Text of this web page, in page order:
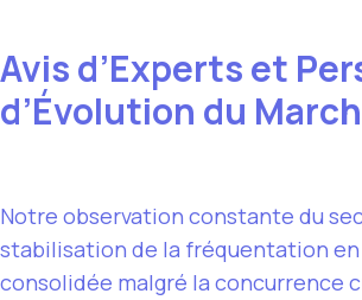
Avis d’Experts et
d’Évolution du
Notre observation constante du
stabilisation de la fréquentation en
consolidée malgré la concurrence